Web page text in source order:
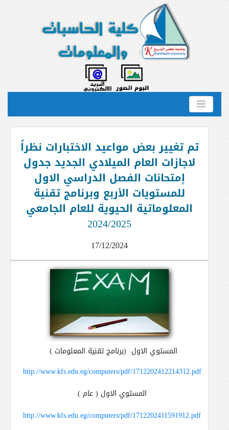
تم تغيير بعض مواعيد الاختبارات نظراً
لاجازات العام الميلادي الجديد جدول
إمتحانات الفصل الدراسي الاول
للمستويات الأربع وبرنامج تقنية
المعلوماتية الحيوية للعام الجامعي
2024/2025
17/12/2024
المستوي الاول (برنامج تقنية المعلومات )
http://www.kfs.edu.eg/computers/pdf/1712202412214312.pdf
المستوي الاول ( عام )
http://www.kfs.edu.eg/computers/pdf/1712202411591912.pdf